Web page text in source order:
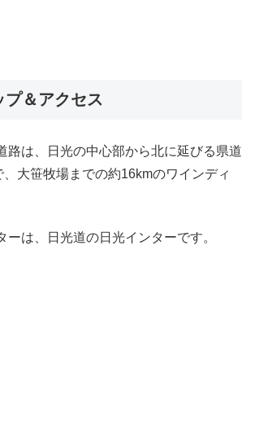
＆アクセス
路は、日光の中心部から北に延びる県道
大笹牧場までの約16kmのワインディ
ーは、日光道の日光インターです。